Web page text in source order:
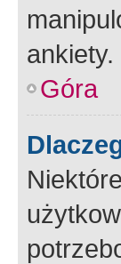
ankiety.
Góra